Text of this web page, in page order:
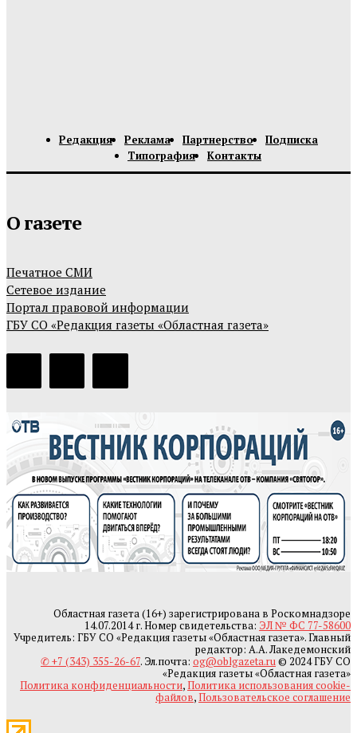
Редакция Реклама Партнерство
Подписка
Типография
Контакты
О газете
Печатное СМИ
Сетевое издание
Портал правовой информации
ГБУ СО «Редакция газеты «Областная газета»
Областная газета (16+) зарегистрирована в Роскомнадзоре
14.07.2014 г. Номер свидетельства: ЭЛ № ФС 77-58600
Учредитель: ГБУ СО «Редакция газеты «Областная газета». Главный
редактор: А.А. Лакедемонский
✆ +7 (343) 355-26-67. Эл.почта: og@oblgazeta.ru© 2024 ГБУ СО
«Редакция газеты «Областная газета»
Политика конфиденциальности,Политика использования cookie-
файлов,Пользовательское соглашение